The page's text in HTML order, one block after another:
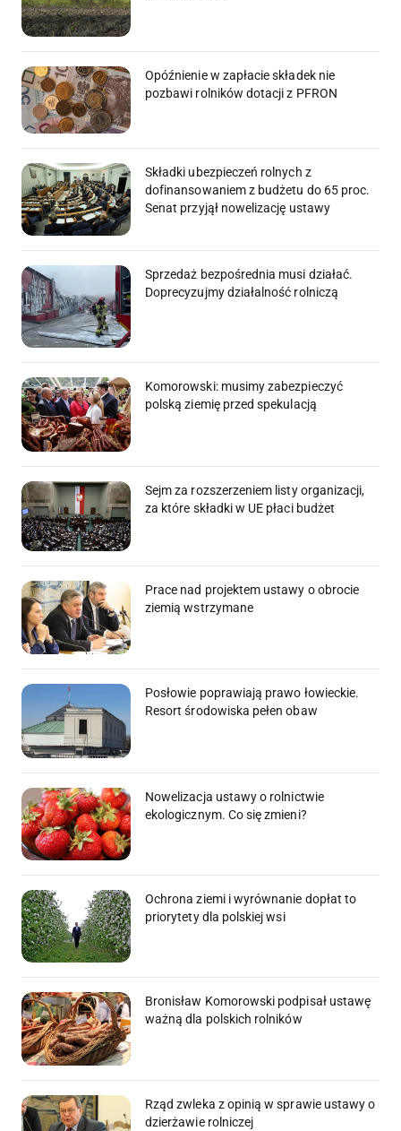
Opóźnienie w zapłacie składek nie
pozbawi rolników dotacji z PFRON
Składki ubezpieczeń rolnych z
dofinansowaniem z budżetu do 65 proc.
Senat przyjął nowelizację ustawy
Sprzedaż bezpośrednia musi działać.
Doprecyzujmy działalność rolniczą
Komorowski: musimy zabezpieczyć
polską ziemię przed spekulacją
Sejm za rozszerzeniem listy organizacji,
za które składki w UE płaci budżet
Prace nad projektem ustawy o obrocie
ziemią wstrzymane
Posłowie poprawiają prawo łowieckie.
Resort środowiska pełen obaw
Nowelizacja ustawy o rolnictwie
ekologicznym. Co się zmieni?
Ochrona ziemi i wyrównanie dopłat to
priorytety dla polskiej wsi
Bronisław Komorowski podpisał ustawę
ważną dla polskich rolników
Rząd zwleka z opinią w sprawie ustawy o
dzierżawie rolniczej